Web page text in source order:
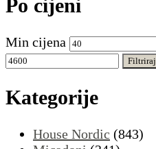
Po cijeni
Min cijena
Filtriraj
Kategorije
House Nordic (843)